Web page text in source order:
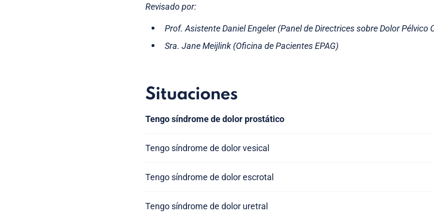
Revisado por:
Prof. Asistente Daniel Engeler (Panel de Directrices sobre Dolor Pélvico
Sra. Jane Meijlink (Oficina de Pacientes EPAG)
Situaciones
Tengo síndrome de dolor prostático
Tengo síndrome de dolor vesical
Tengo síndrome de dolor escrotal
Tengo síndrome de dolor uretral